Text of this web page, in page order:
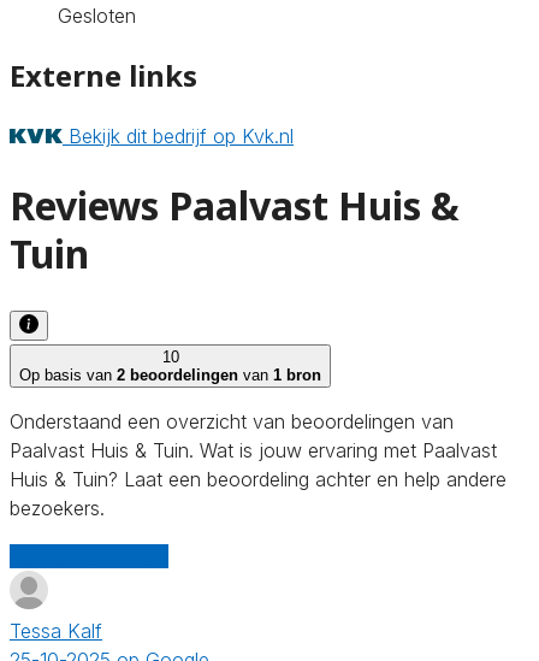
Gesloten
Externe links
Bekijk dit bedrijf op Kvk.nl
Reviews Paalvast Huis &
Tuin
10
Op basis van 2 beoordelingen van 1 bron
Onderstaand een overzicht van beoordelingen van
Paalvast Huis & Tuin. Wat is jouw ervaring met Paalvast
Huis & Tuin? Laat een beoordeling achter en help andere
bezoekers.
Tessa Kalf